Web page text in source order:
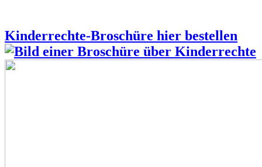
Kinderrechte-Broschüre hier bestellen